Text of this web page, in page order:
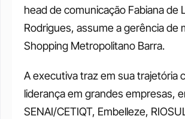
head de comunicação Fabiana de
Rodrigues, assume a gerência de
Shopping Metropolitano Barra.
A executiva traz em sua trajetória
liderança em grandes empresas,
SENAI/CETIQT, Embelleze,